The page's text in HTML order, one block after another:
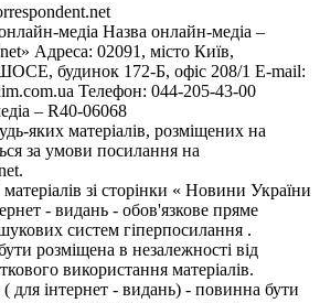
медіа Назва онлайн-медіа –
Адреса: 02091, місто Київ,
будинок 172-Б, офіс 208/1 E-mail:
Телефон: 044-205-43-00
– R40-06068
яких матеріалів, розміщених на
за умови посилання на
зі сторінки « Новини України
- видань - обов'язкове пряме
систем гіперпосилання .
розміщена в незалежності від
використання матеріалів.
для інтернет - видань) - повинна бути